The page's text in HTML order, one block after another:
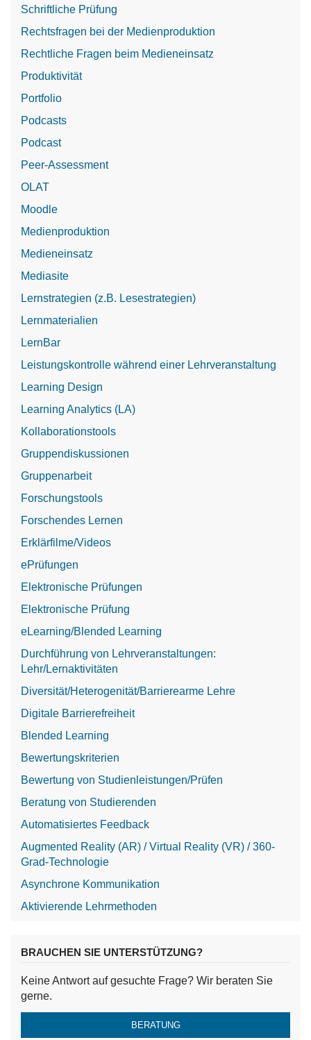
Schriftliche Prüfung
Rechtsfragen bei der Medienproduktion
Rechtliche Fragen beim Medieneinsatz
Produktivität
Portfolio
Podcasts
Podcast
Peer-Assessment
OLAT
Moodle
Medienproduktion
Medieneinsatz
Mediasite
Lernstrategien (z.B. Lesestrategien)
Lernmaterialien
LernBar
Leistungskontrolle während einer Lehrveranstaltung
Learning Design
Learning Analytics (LA)
Kollaborationstools
Gruppendiskussionen
Gruppenarbeit
Forschungstools
Forschendes Lernen
Erklärfilme/Videos
ePrüfungen
Elektronische Prüfungen
Elektronische Prüfung
eLearning/Blended Learning
Durchführung von Lehrveranstaltungen:
Lehr/Lernaktivitäten
Diversität/Heterogenität/Barrierearme Lehre
Digitale Barrierefreiheit
Blended Learning
Bewertungskriterien
Bewertung von Studienleistungen/Prüfen
Beratung von Studierenden
Automatisiertes Feedback
Augmented Reality (AR) / Virtual Reality (VR) / 360-
Grad-Technologie
Asynchrone Kommunikation
Aktivierende Lehrmethoden
BRAUCHEN SIE UNTERSTÜTZUNG?
Keine Antwort auf gesuchte Frage? Wir beraten Sie
gerne.
BERATUNG